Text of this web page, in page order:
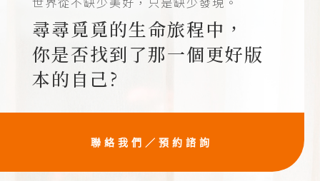
尋尋覓覓的生命旅程中，
你是否找到了那一個更好版
本的自己?
聯絡我們／預約諮詢